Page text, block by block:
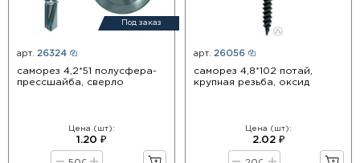
Под заказ
арт. 26324
саморез 4,2*51 полусфера-
прессшайба, сверло
Цена (шт):
1.20 ₽
арт. 26056
саморез 4,8*102 потай,
крупная резьба, оксид
Цена (шт):
2.02 ₽